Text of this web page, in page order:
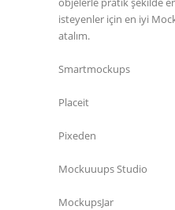
isteyenler için en iyi
atalım.
Smartmockups
Placeit
Pixeden
Mockuuups Studio
MockupsJar